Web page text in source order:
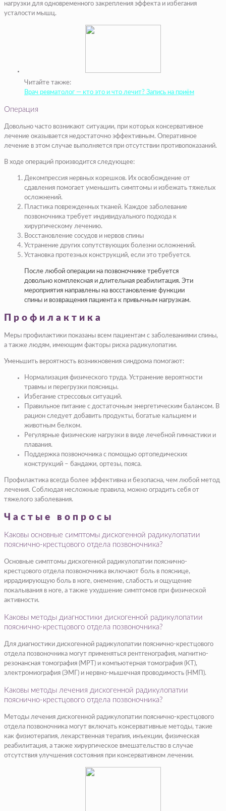
нагрузки для одновременного закрепления эффекта и избегания
усталости мышц.
Читайте также:
Врач ревматолог — кто это и что лечит? Запись на приём
Операция
Довольно часто возникают ситуации, при которых консервативное
лечение оказывается недостаточно эффективным. Оперативное
лечение в этом случае выполняется при отсутствии противопоказаний.
В ходе операций производится следующее:
Декомпрессия нервных корешков. Их освобождение от
сдавления помогает уменьшить симптомы и избежать тяжелых
осложнений.
Пластика поврежденных тканей. Каждое заболевание
позвоночника требует индивидуального подхода к
хирургическому лечению.
Восстановление сосудов и нервов спины
Устранение других сопутствующих болезни осложнений.
Установка протезных конструкций, если это требуется.
После любой операции на позвоночнике требуется
довольно комплексная и длительная реабилитация. Эти
мероприятия направлены на восстановление функции
спины и возвращения пациента к привычным нагрузкам.
Профилактика
Меры профилактики показаны всем пациентам с заболеваниями спины,
а также людям, имеющим факторы риска радикулопатии.
Уменьшить вероятность возникновения синдрома помогают:
Нормализация физического труда. Устранение вероятности
травмы и перегрузки поясницы.
Избегание стрессовых ситуаций.
Правильное питание с достаточным энергетическим балансом. В
рацион следует добавить продукты, богатые кальцием и
животным белком.
Регулярные физические нагрузки в виде лечебной гимнастики и
плавания.
Поддержка позвоночника с помощью ортопедических
конструкций – бандажи, ортезы, пояса.
Профилактика всегда более эффективна и безопасна, чем любой метод
лечения. Соблюдая несложные правила, можно оградить себя от
тяжелого заболевания.
Частые вопросы
Каковы основные симптомы дискогенной радикулопатии
пояснично-крестцового отдела позвоночника?
Основные симптомы дискогенной радикулопатии пояснично-
крестцового отдела позвоночника включают боль в пояснице,
иррадиирующую боль в ноге, онемение, слабость и ощущение
покалывания в ноге, а также ухудшение симптомов при физической
активности.
Каковы методы диагностики дискогенной радикулопатии
пояснично-крестцового отдела позвоночника?
Для диагностики дискогенной радикулопатии пояснично-крестцового
отдела позвоночника могут применяться рентгенография, магнитно-
резонансная томография (МРТ) и компьютерная томография (КТ),
электромиография (ЭМГ) и нервно-мышечная проводимость (НМП).
Каковы методы лечения дискогенной радикулопатии
пояснично-крестцового отдела позвоночника?
Методы лечения дискогенной радикулопатии пояснично-крестцового
отдела позвоночника могут включать консервативные методы, такие
как физиотерапия, лекарственная терапия, инъекции, физическая
реабилитация, а также хирургическое вмешательство в случае
отсутствия улучшения состояния при консервативном лечении.